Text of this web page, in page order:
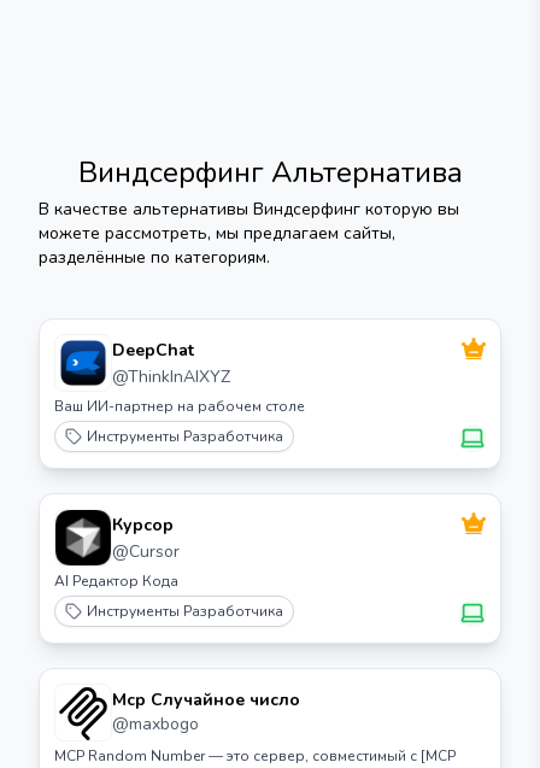
Виндсерфинг Альтернатива
В качестве альтернативы Виндсерфинг которую вы
можете рассмотреть, мы предлагаем сайты,
разделённые по категориям.
DeepChat
@ThinkInAIXYZ
Ваш ИИ-партнер на рабочем столе
Инструменты Разработчика
Курсор
@Cursor
AI Редактор Кода
Инструменты Разработчика
Mcp Случайное число
@maxbogo
MCP Random Number — это сервер, совместимый с [MCP